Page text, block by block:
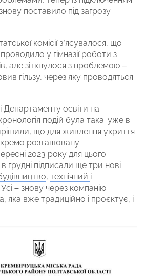
поставило під загрозу
комісії з’ясувалося, що
у гімназії роботи з
але зіткнулося з проблемою –
гільзу, через яку проводяться
Департаменту освіти на
подій була така: уже в
що для живлення укриття
розташовану
2023 року для цього
грудні підписали ще три нові
, технічний і
– знову через компанію
яка вже традиційно і проєктує, і